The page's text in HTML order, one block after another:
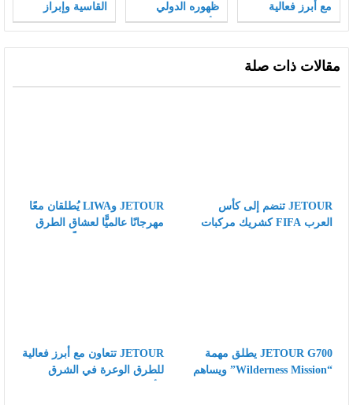
مع أبرز فعالية
للطرق الوعرة في
LIWA، وتُبرز
الجذور العميقة
لاستراتيجية
ظهوره الدولي
الأول في دبي،
المركبات الهجينة
القاسية وإبراز
الرؤية العالمية —
الحرارة العالية في
مقالات ذات صلة
JETOUR تنضم إلى كأس
العرب FIFA كشريك مركبات
JETOUR وLIWA يُطلقان معًا
مهرجانًا عالميًّا لعشاق الطرق
JETOUR G700 يطلق مهمة
“Wilderness Mission” ويساهم
JETOUR تتعاون مع أبرز فعالية
للطرق الوعرة في الشرق